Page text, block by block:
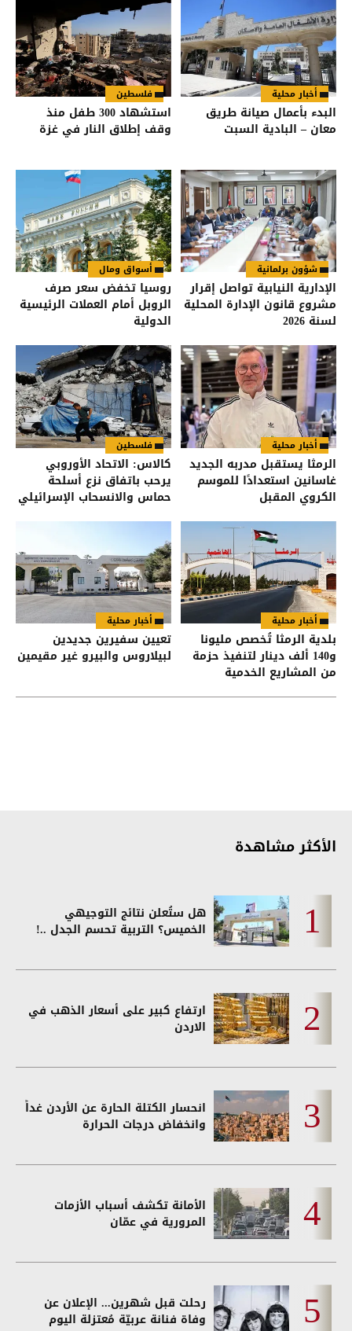
أخبار محلية
البدء بأعمال صيانة طريق
معان – البادية السبت
فلسطين
استشهاد 300 طفل منذ
وقف إطلاق النار في غزة
شؤون برلمانية
الإدارية النيابية تواصل إقرار
مشروع قانون الإدارة المحلية
لسنة 2026
أسواق ومال
روسيا تخفض سعر صرف
الروبل أمام العملات الرئيسية
الدولية
أخبار محلية
الرمثا يستقبل مدربه الجديد
غاسانين استعدادًا للموسم
الكروي المقبل
فلسطين
كالاس: الاتحاد الأوروبي
يرحب باتفاق نزع أسلحة
حماس والانسحاب الإسرائيلي
أخبار محلية
بلدية الرمثا تُخصص مليونا
و140 ألف دينار لتنفيذ حزمة
من المشاريع الخدمية
أخبار محلية
تعيين سفيرين جديدين
لبيلاروس والبيرو غير مقيمين
الأكثر مشاهدة
هل ستُعلن نتائج التوجيهي
الخميس؟ التربية تحسم الجدل ..!
ارتفاع كبير على أسعار الذهب في
الاردن
انحسار الكتلة الحارة عن الأردن غداً
وانخفاض درجات الحرارة
الأمانة تكشف أسباب الأزمات
المرورية في عمّان
رحلت قبل شهرين... الإعلان عن
وفاة فنانة عربيّة مُعتزلة اليوم